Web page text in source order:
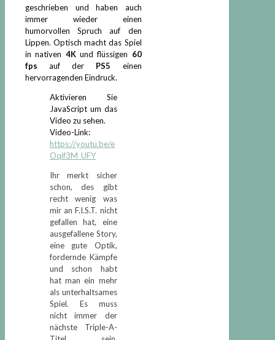
geschrieben und haben auch
immer wieder einen
humorvollen Spruch auf den
Lippen. Optisch macht das Spiel
in nativen 4Kund flüssigen 60
fps auf der PS5 einen
hervorragenden Eindruck.
Aktivieren Sie
JavaScript um das
Video zu sehen.
Video-Link:
https://youtu.be/e
Oqif3M_UFY
Ihr merkt sicher
schon, des gibt
recht wenig was
mir an F.I.S.T. nicht
gefallen hat, eine
ausgefallene Story,
eine gute Optik,
fordernde Kämpfe
und schon habt
hat man ein mehr
als unterhaltsames
Spiel. Es muss
nicht immer der
nächste Triple-A-